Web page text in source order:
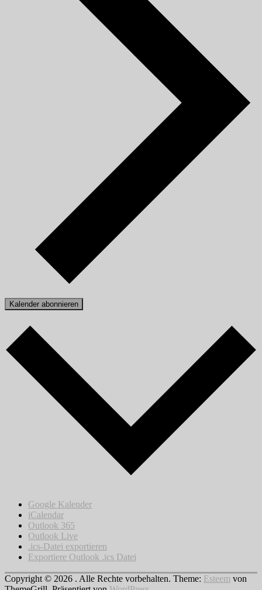
Kalender abonnieren
Google Kalender
iCalendar
Outlook 365
Outlook Live
.ics-Datei exportieren
Exportiere Outlook .ics Datei
Copyright © 2026 . Alle Rechte vorbehalten. Theme: Esteem von